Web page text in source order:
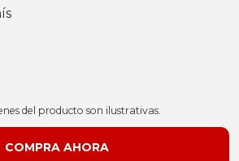
del producto son ilustrativas.